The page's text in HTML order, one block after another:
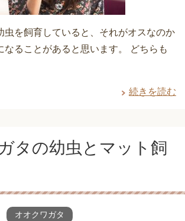
虫を飼育していると、それがオスなのか
なることがあると思います。 どちらも
続きを読む
タの幼虫とマット飼
オオクワガタ